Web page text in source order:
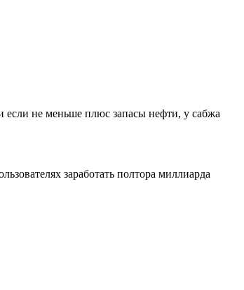
если не меньше плюс запасы нефти, у сабжа
заработать полтора миллиарда